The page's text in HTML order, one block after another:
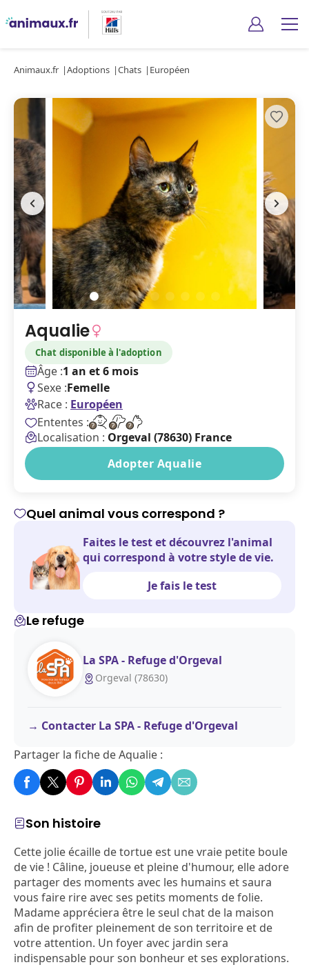
Animaux.fr Adoptions Chats Européen
Aqualie
Chat disponible à l'adoption
Âge :1 an et 6 mois
Sexe :Femelle
Race : Européen
Ententes :
Localisation : Orgeval (78630) France
Adopter Aqualie
Son histoire
Cette jolie écaille de tortue est une vraie petite boule
de vie ! Câline, joueuse et pleine d'humour, elle adore
partager des moments avec les humains et saura
vous faire rire avec ses petits moments de folie.
Madame appréciera être le seul chat de la maison
afin de profiter pleinement de son territoire et de
votre attention. Un foyer avec jardin sera
indispensable pour son bonheur et ses explorations.
Quel animal vous correspond ?
Faites le test et découvrez l'animal
qui correspond à votre style de vie.
Je fais le test
Le refuge
La SPA - Refuge d'Orgeval
Orgeval (78630)
Contacter La SPA - Refuge d'Orgeval
Partager la fiche de Aqualie :